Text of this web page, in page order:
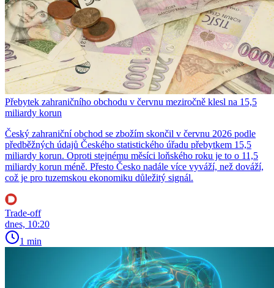
Přebytek zahraničního obchodu v červnu meziročně klesl na 15,5
miliardy korun
Český zahraniční obchod se zbožím skončil v červnu 2026 podle
předběžných údajů Českého statistického úřadu přebytkem 15,5
miliardy korun. Oproti stejnému měsíci loňského roku je to o 11,5
miliardy korun méně. Přesto Česko nadále více vyváží, než dováží,
což je pro tuzemskou ekonomiku důležitý signál.
Trade-off
dnes, 10:20
1 min